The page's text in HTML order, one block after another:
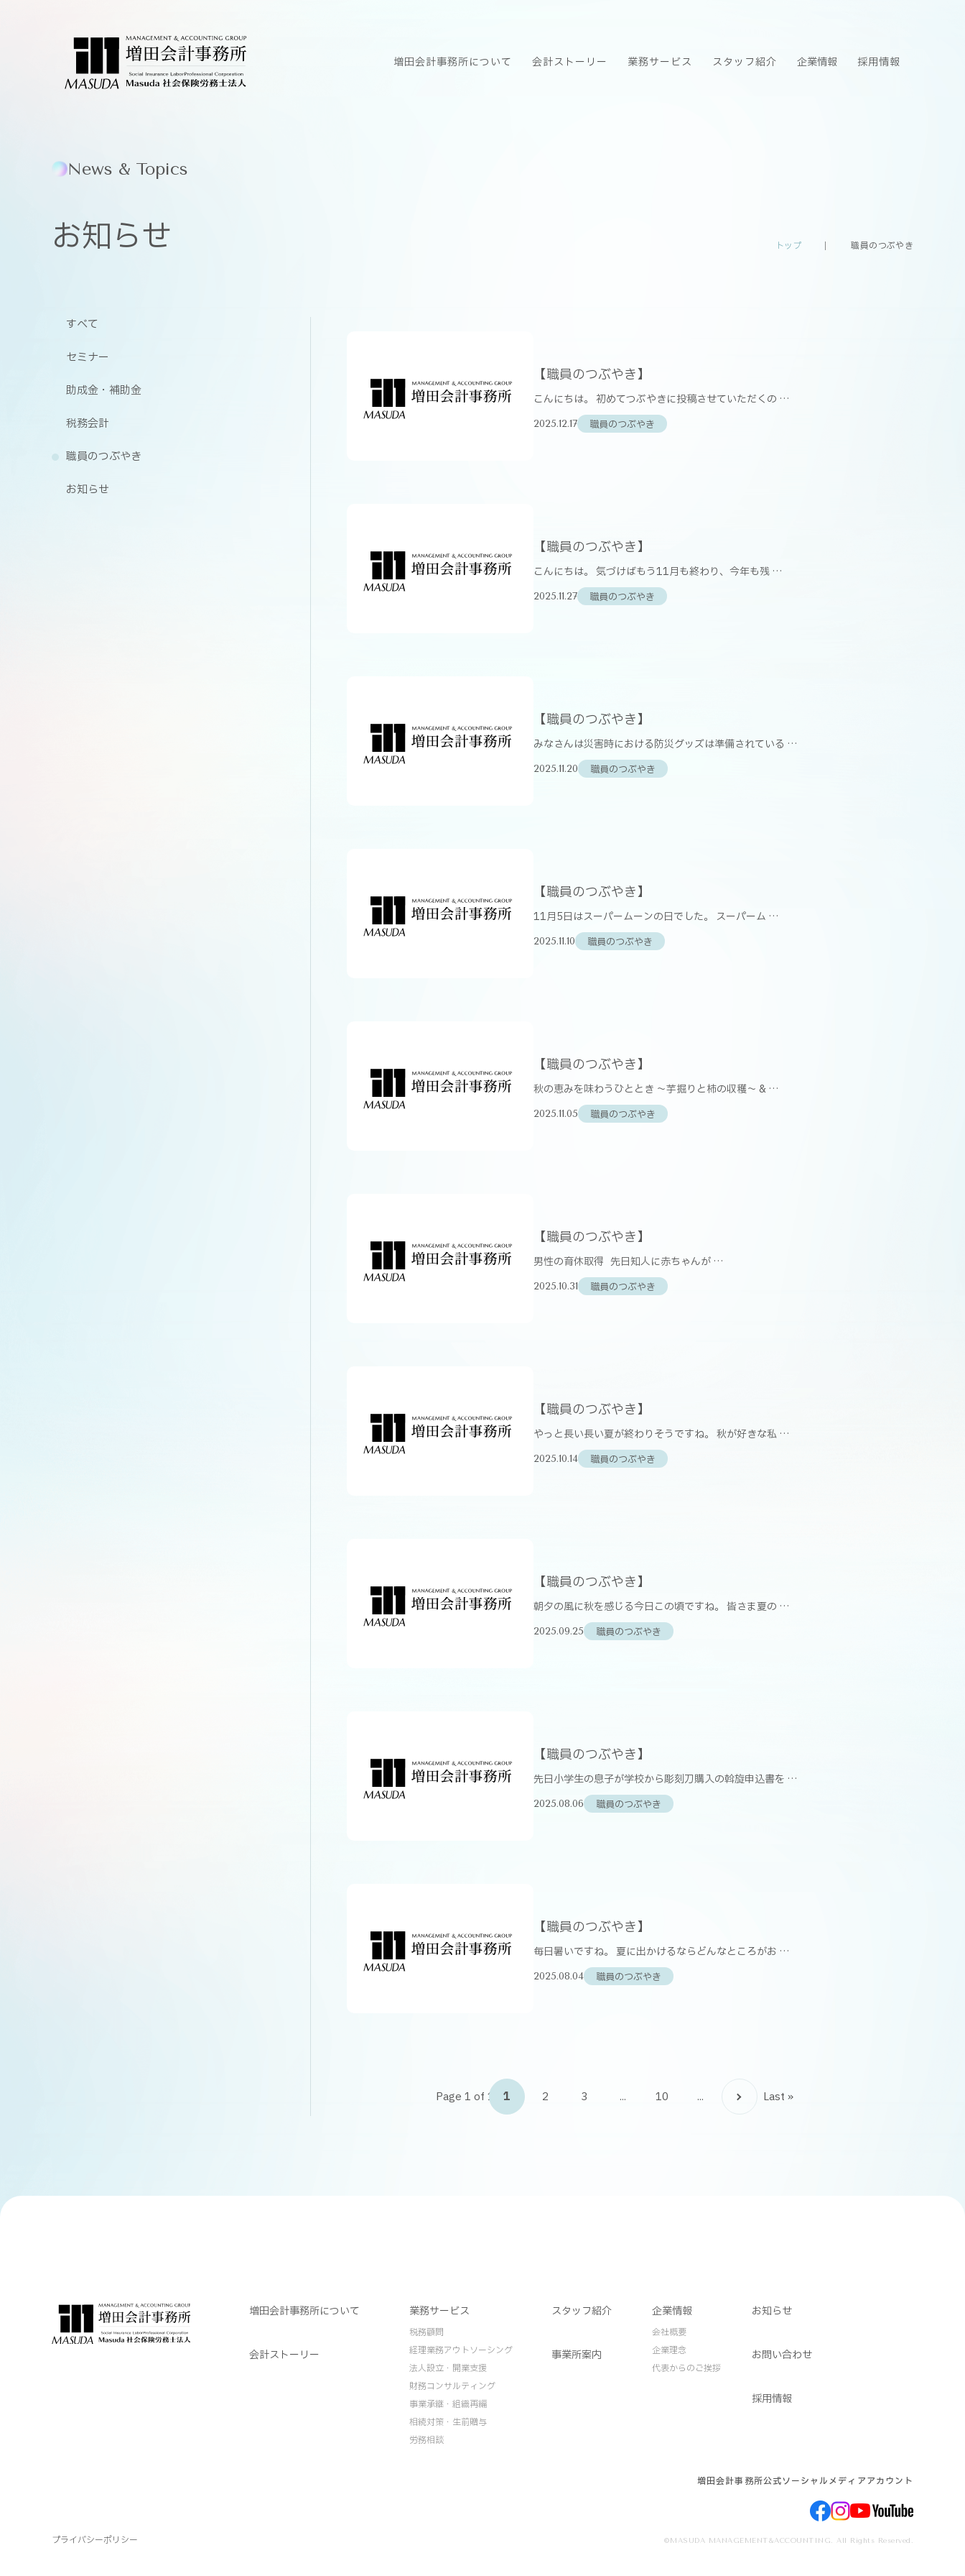
増田会計事務所について 会計ストーリー 業務サービス スタッフ紹介 企業情報 採用情報
News & Topics
お知らせ トップ 職員のつぶやき
すべて
セミナー
助成金・補助金
税務会計
職員のつぶやき
お知らせ
【職員のつぶやき】
こんにちは。 初めてつぶやきに投稿させていただくの …
2025.12.17 職員のつぶやき
【職員のつぶやき】
こんにちは。 気づけばもう11月も終わり、今年も残 …
2025.11.27 職員のつぶやき
【職員のつぶやき】
みなさんは災害時における防災グッズは準備されている …
2025.11.20 職員のつぶやき
【職員のつぶやき】
11月5日はスーパームーンの日でした。 スーパーム …
2025.11.10 職員のつぶやき
【職員のつぶやき】
秋の恵みを味わうひととき 〜芋掘りと柿の収穫〜 & …
2025.11.05 職員のつぶやき
【職員のつぶやき】
男性の育休取得 先日知人に赤ちゃんが …
2025.10.31 職員のつぶやき
【職員のつぶやき】
やっと長い長い夏が終わりそうですね。 秋が好きな私 …
2025.10.14 職員のつぶやき
【職員のつぶやき】
朝夕の風に秋を感じる今日この頃ですね。 皆さま夏の …
2025.09.25 職員のつぶやき
【職員のつぶやき】
先日小学生の息子が学校から彫刻刀購入の斡旋申込書を …
2025.08.06 職員のつぶやき
【職員のつぶやき】
毎日暑いですね。 夏に出かけるならどんなところがお …
2025.08.04 職員のつぶやき
Page 1 of 12 1 2 3 ... 10 ... Last »
増田会計事務所について
会計ストーリー
業務サービス
税務顧問
経理業務アウトソーシング
法人設立・開業支援
財務コンサルティング
事業承継・組織再編
相続対策・生前贈与
労務相談
スタッフ紹介
事業所案内
企業情報
会社概要
企業理念
代表からのご挨拶
お知らせ
お問い合わせ
採用情報
プライバシーポリシー
増田会計事務所公式ソーシャルメディアアカウント
©MASUDA MANAGEMENT&ACCOUNTING. All Rights Reserved.